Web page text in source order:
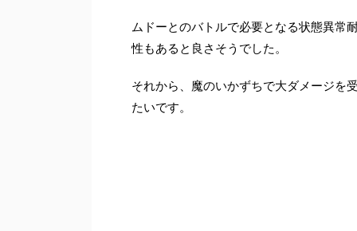
ムドーとのバトルで必要となる状態異常
性もあると良さそうでした。
それから、魔のいかずちで大ダメージを
たいです。